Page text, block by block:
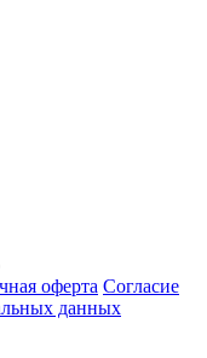
оферта Согласие
данных